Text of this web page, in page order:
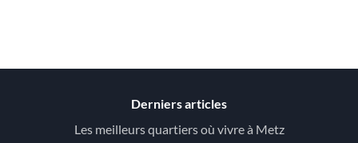
Derniers articles
Les meilleurs quartiers où vivre à Metz